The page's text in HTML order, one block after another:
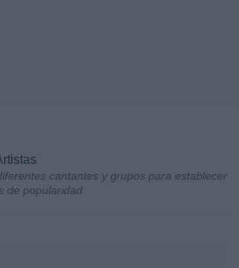
cantantes y grupos para establecer
de popularidad